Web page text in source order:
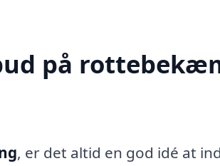
på
, er det altid en god idé at